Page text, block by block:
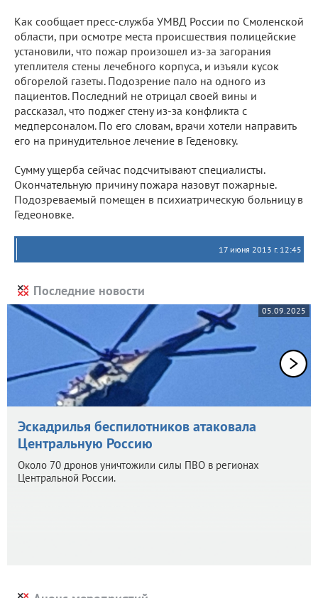
Как сообщает пресс-служба УМВД России по Смоленской
области, при осмотре места происшествия полицейские
установили, что пожар произошел из-за загорания
утеплителя стены лечебного корпуса, и изъяли кусок
обгорелой газеты. Подозрение пало на одного из
пациентов. Последний не отрицал своей вины и
рассказал, что поджег стену из-за конфликта с
медперсоналом. По его словам, врачи хотели направить
его на принудительное лечение в Геденовку.
Сумму ущерба сейчас подсчитывают специалисты.
Окончательную причину пожара назовут пожарные.
Подозреваемый помещен в психиатрическую больницу в
Гедеоновке.
17 июня 2013 г. 12:45
Последние новости
05.09.2025
Эскадрилья беспилотников атаковала
Центральную Россию
Около 70 дронов уничтожили силы ПВО в регионах
Центральной России.